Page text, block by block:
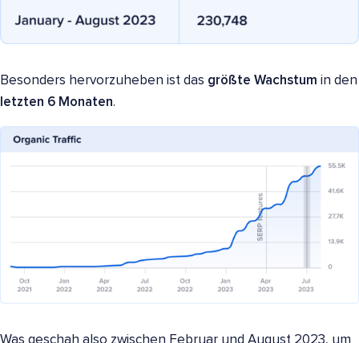
Besonders hervorzuheben ist das größte Wachstum in den
letzten 6 Monaten.
Was geschah also zwischen Februar und August 2023, um